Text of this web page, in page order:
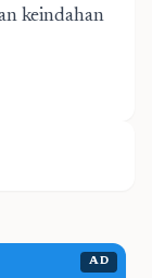
keindahan
AD